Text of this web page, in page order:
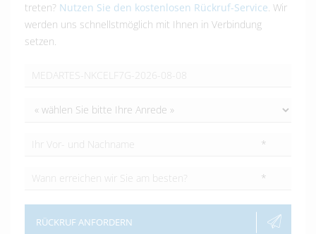
treten? Nutzen Sie den kostenlosen Rückruf-Service. Wir
werden uns schnellstmöglich mit Ihnen in Verbindung
setzen.
*
*
RÜCKRUF ANFORDERN